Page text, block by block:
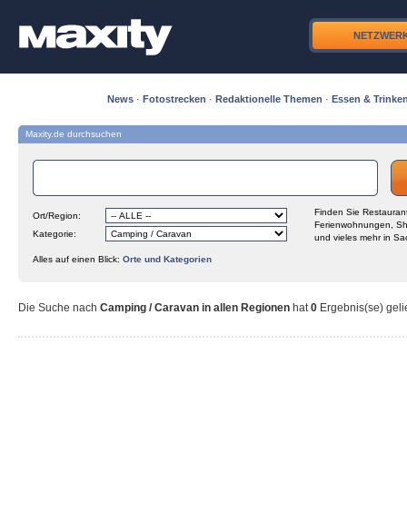
News · Fotostrecken · Redaktionelle Themen · Essen &
Maxity.de durchsuchen
Ort/Region:
Kategorie:
Finden Sie
Ferienwohnungen,
und vieles mehr in
Alles auf einen Blick: Orte und Kategorien
Die Suche nach Camping / Caravan in allen Regionen hat0 Ergebnis(se)